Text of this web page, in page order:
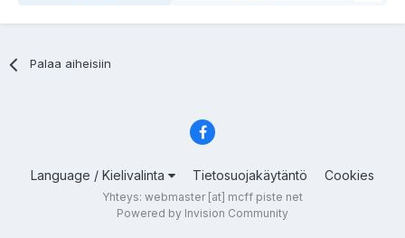
Palaa aiheisiin
Language / Kielivalinta Tietosuojakäytäntö Cookies
Yhteys: webmaster [at] mcff piste net
Powered by Invision Community